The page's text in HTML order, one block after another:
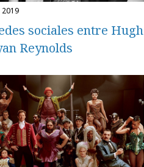
2019
sociales entre Hugh
Reynolds